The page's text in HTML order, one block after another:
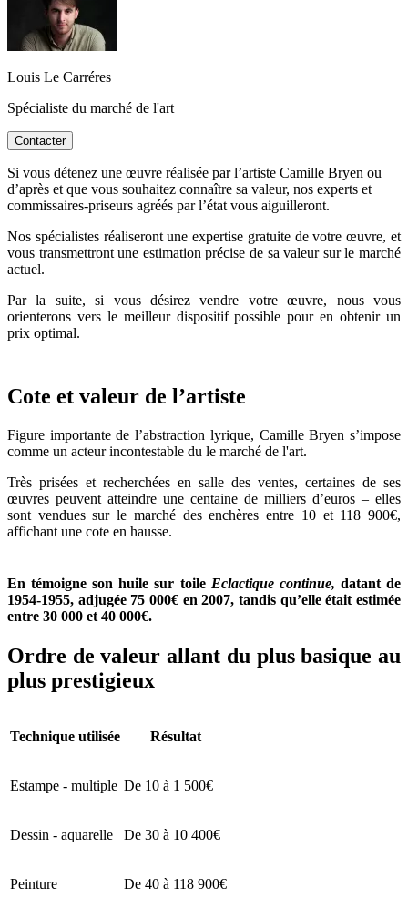
Louis Le Carréres
Spécialiste du marché de l'art
Contacter
Si vous détenez une œuvre réalisée par l’artiste Camille Bryen ou
d’après et que vous souhaitez connaître sa valeur, nos experts et
commissaires-priseurs agréés par l’état vous aiguilleront.
Nos spécialistes réaliseront une expertise gratuite de votre œuvre, et
vous transmettront une estimation précise de sa valeur sur le marché
actuel.
Par la suite, si vous désirez vendre votre œuvre, nous vous
orienterons vers le meilleur dispositif possible pour en obtenir un
prix optimal.
Cote et valeur de l’artiste
Figure importante de l’abstraction lyrique, Camille Bryen s’impose
comme un acteur incontestable du le marché de l'art.
Très prisées et recherchées en salle des ventes, certaines de ses
œuvres peuvent atteindre une centaine de milliers d’euros – elles
sont vendues sur le marché des enchères entre 10 et 118 900€,
affichant une cote en hausse.
En témoigne son huile sur toile Eclactique continue, datant de
1954-1955, adjugée 75 000€ en 2007, tandis qu’elle était estimée
entre 30 000 et 40 000€.
Ordre de valeur allant du plus basique au
plus prestigieux
Technique utilisée Résultat
Estampe - multiple De 10 à 1 500€
Dessin - aquarelle De 30 à 10 400€
Peinture De 40 à 118 900€